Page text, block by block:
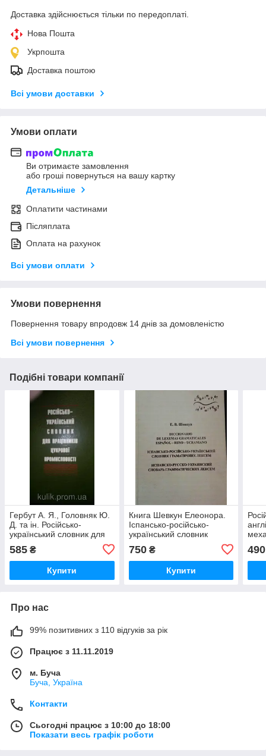
Доставка здійснюється тільки по передоплаті.
Нова Пошта
Укрпошта
Доставка поштою
Всі умови доставки
Умови оплати
Ви отримаєте замовлення
або гроші повернуться на вашу картку
Детальніше
Оплатити частинами
Післяплата
Оплата на рахунок
Всі умови оплати
Умови повернення
Повернення товару впродовж 14 днів за домовленістю
Всі умови повернення
Подібні товари компанії
Гербут А. Я., Головняк Ю.
Д. та ін. Російсько-
український словник для
промисловості.
585 ₴
Купити
Книга Шевкун Елеонора.
Іспансько-російсько-
український словник
750₴
Купити
490
Про нас
99% позитивних з 110 відгуків за рік
Працює з 11.11.2019
м. Буча
Буча, Україна
Контакти
Сьогодні працює з 10:00 до 18:00
Показати весь графік роботи